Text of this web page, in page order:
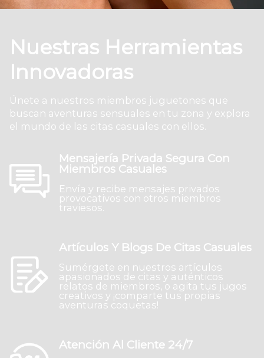
Nuestras Herramientas
Innovadoras
Únete a nuestros miembros juguetones que
buscan aventuras sensuales en tu zona y explora
el mundo de las citas casuales con ellos.
Mensajería Privada Segura Con
Miembros Casuales
Envía y recibe mensajes privados
provocativos con otros miembros
traviesos.
Artículos Y Blogs De Citas Casuales
Sumérgete en nuestros artículos
apasionados de citas y auténticos
relatos de miembros, o agita tus jugos
creativos y ¡comparte tus propias
aventuras coquetas!
Atención Al Cliente 24/7